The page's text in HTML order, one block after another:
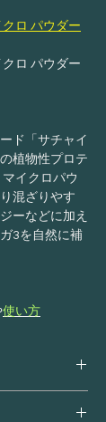
ロ パウダー
クロ パウダー
ド「サチャイ
植物性プロテ
イクロパウ
混ざりやす
ーなどに加え
3を自然に補
使い方
にされてき